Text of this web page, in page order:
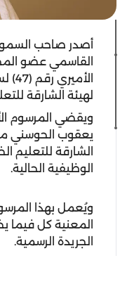
أصدر صاحب
القاسمي عضو
لهيئة الشارقة
ويقضي المرسوم
يعقوب الحوسني
الشارقة للتعليم
الوظيفية الحالية.
ويُعمل بهذا
المعنية كل فيما
الجريدة الرسمية.